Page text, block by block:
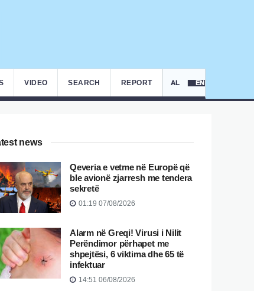
VIDEO SEARCH REPORT AL EN
news
Qeveria e vetme në Europë që
ble avionë zjarresh me tendera
sekretë
01:19 07/08/2026
Alarm në Greqi! Virusi i Nilit
Perëndimor përhapet me
shpejtësi, 6 viktima dhe 65 të
infektuar
14:51 06/08/2026